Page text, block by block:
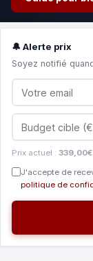
🔔 Alerte prix
Soyez notifié
Prix actuel : 339,00€
J'accepte de
politique de